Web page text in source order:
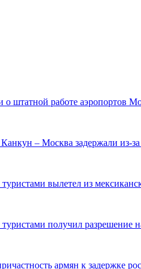
штатной работе аэропортов
– Москва задержали из-
вылетел из
получил разрешение
армян к задержке